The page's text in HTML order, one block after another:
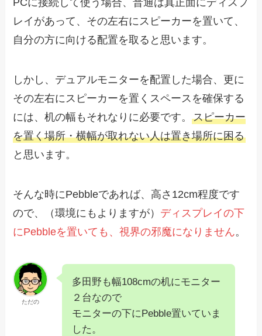
レイがあって、その左右にスピーカーを置いて、
自分の方に向ける配置を取ると思います。
しかし、デュアルモニターを配置した場合、更に
その左右にスピーカーを置くスペースを確保する
には、机の幅もそれなりに必要です。スピーカー
を置く場所・横幅が取れない人は置き場所に困る
と思います。
そんな時にPebbleであれば、高さ12cm程度です
ので、（環境にもよりますが） ディスプレイの下
にPebbleを置いても、視界の邪魔になりません。
ただの
多田野も幅108cmの机にモニター
２台なので
モニターの下にPebble置いていま
した。